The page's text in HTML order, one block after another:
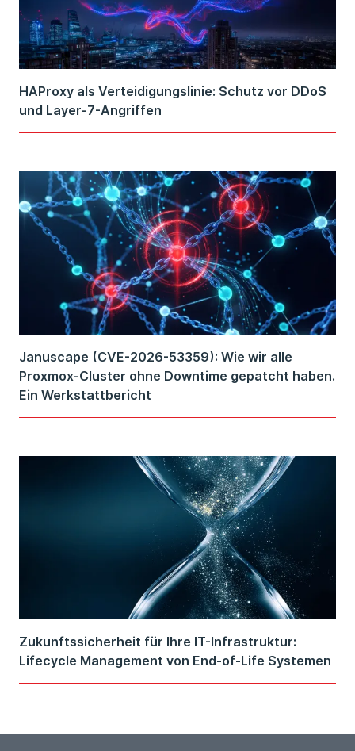
HAProxy als Verteidigungslinie: Schutz vor DDoS
und Layer-7-Angriffen
Januscape (CVE-2026-53359): Wie wir alle
Proxmox-Cluster ohne Downtime gepatcht haben.
Ein Werkstattbericht
Zukunftssicherheit für Ihre IT-Infrastruktur:
Lifecycle Management von End-of-Life Systemen